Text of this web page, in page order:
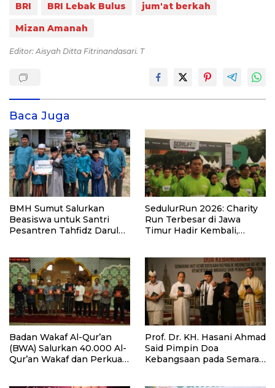
BRI BRI Lebak Bulus
jum'at berkah
Mizan Amanah
Editor: Aisyah Ditta Fitrinandasari. T
Baca Juga
BMH Sumut Salurkan
Beasiswa untuk Santri
Pesantren Tahfidz Darul
SedulurRun 2026: Charity
Run Terbesar di Jawa
Timur Hadir Kembali,
Santri dan Guru Honorer
Badan Wakaf Al-Qur’an
(BWA) Salurkan 40.000 Al-
Qur’an Wakaf dan Perkuat
Prof. Dr. KH. Hasani Ahmad
Said Pimpin Doa
Kebangsaan pada Semarak